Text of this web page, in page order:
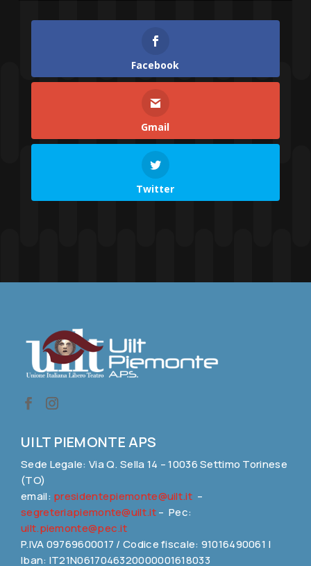
Facebook
Gmail
Twitter
UILT PIEMONTE APS
Sede Legale: Via Q. Sella 14 – 10036 Settimo Torinese
(TO)
email: presidentepiemonte@uilt.it–
segreteriapiemonte@uilt.it– Pec:
uilt.piemonte@pec.it
P.IVA 09769600017 / Codice fiscale: 91016490061 |
Iban: IT21N0617046320000001618033